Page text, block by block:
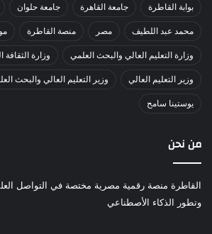
بوابة القاطرة جامعة القاهرة جامعة حلوان
محمد عبد اللطيف مصر منصة القاطرة
وزارة التعليم العالي والبحث العلمي وزارة الثقافة
وزير التعليم العالي وزير التعليم العالي والبحث
يوستينا سامح
من نحن
القاطرة منصة رقمية مصرية مختصة في التواصل
وتطور الذكاء الأصطناعي